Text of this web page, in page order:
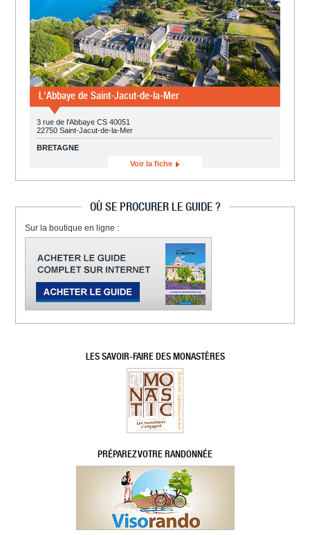
L'Abbaye de Saint-Jacut-de-la-Mer
3 rue de l'Abbaye CS 40051
22750 Saint-Jacut-de-la-Mer
BRETAGNE
Voir la fiche
OÙ SE PROCURER LE GUIDE ?
Sur la boutique en ligne :
LES SAVOIR-FAIRE DES MONASTÈRES
PRÉPAREZ VOTRE RANDONNÉE